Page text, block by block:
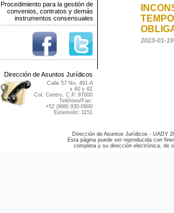
Procedimiento para la gestión de
convenios, contratos y demás
instrumentos consensuales
Dirección de Asuntos Jurídicos
Calle 57 No. 491-A
x 60 y 62
Col. Centro, C.P. 97000
Teléfono/Fax:
+52 (999) 930-0900
Extensión: 1151
2023-01-19
Dirección de Asuntos Jurídicos - UADY
Esta página puede ser reproducida con
completa y su dirección electrónica, de